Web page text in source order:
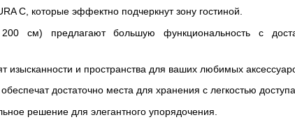
C, которые эффектно подчеркнут зону гостиной.
предлагают большую функциональность с
изысканности и пространства для ваших любимых
достаточно места для хранения с легкостью
решение для элегантного упорядочения.